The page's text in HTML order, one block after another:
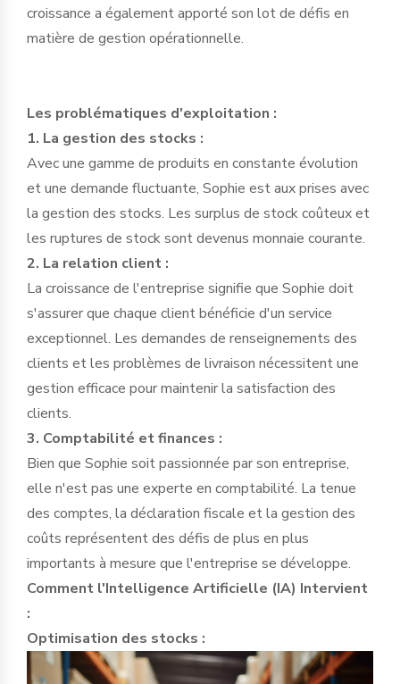
croissance a également apporté son lot de défis en
matière de gestion opérationnelle.
Les problématiques d'exploitation :
1. La gestion des stocks :
Avec une gamme de produits en constante évolution
et une demande fluctuante, Sophie est aux prises avec
la gestion des stocks. Les surplus de stock coûteux et
les ruptures de stock sont devenus monnaie courante.
2. La relation client :
La croissance de l'entreprise signifie que Sophie doit
s'assurer que chaque client bénéficie d'un service
exceptionnel. Les demandes de renseignements des
clients et les problèmes de livraison nécessitent une
gestion efficace pour maintenir la satisfaction des
clients.
3. Comptabilité et finances :
Bien que Sophie soit passionnée par son entreprise,
elle n'est pas une experte en comptabilité. La tenue
des comptes, la déclaration fiscale et la gestion des
coûts représentent des défis de plus en plus
importants à mesure que l'entreprise se développe.
Comment l'Intelligence Artificielle (IA) Intervient
:
Optimisation des stocks :